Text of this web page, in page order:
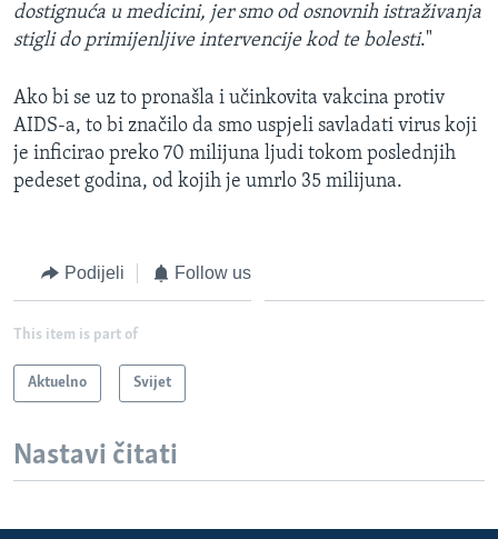
dostignuća u medicini, jer smo od osnovnih istraživanja
stigli do primijenljive intervencije kod te bolesti."
Ako bi se uz to pronašla i učinkovita vakcina protiv
AIDS-a, to bi značilo da smo uspjeli savladati virus koji
je inficirao preko 70 milijuna ljudi tokom poslednjih
pedeset godina, od kojih je umrlo 35 milijuna.
Podijeli Follow us
This item is part of
Aktuelno Svijet
Nastavi čitati